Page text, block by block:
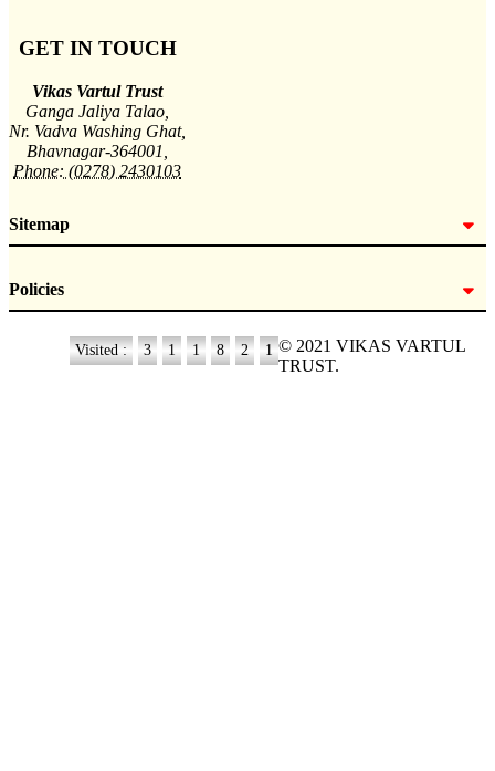
GET IN TOUCH
Vikas Vartul Trust
Ganga Jaliya Talao,
Nr. Vadva Washing Ghat,
Bhavnagar-364001,
Phone: (0278) 2430103
Sitemap
Policies
Visited : 3 1 1 8 2 1 © 2021 VIKAS VARTUL
TRUST.